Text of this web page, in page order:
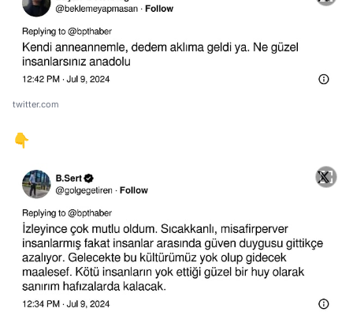
twitter.com
👇